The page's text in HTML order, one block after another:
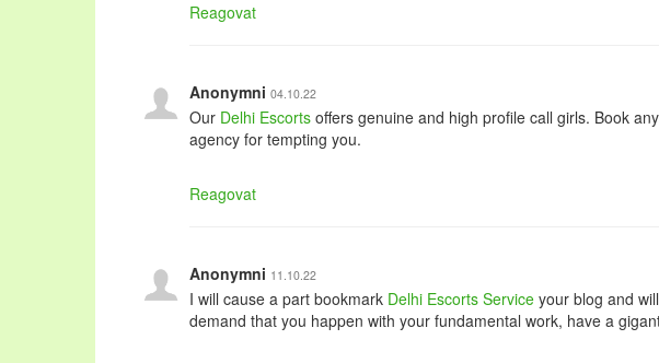
Reagovat
Anonymni 04.10.22
Our Delhi Escorts offers genuine and high profile call girls. Book
agency for tempting you.
Reagovat
Anonymni 11.10.22
I will cause a part bookmark Delhi Escorts Service your blog and
demand that you happen with your fundamental work, have a